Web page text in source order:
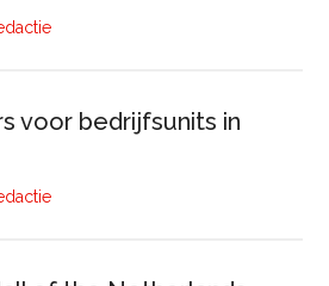
voor bedrijfsunits in